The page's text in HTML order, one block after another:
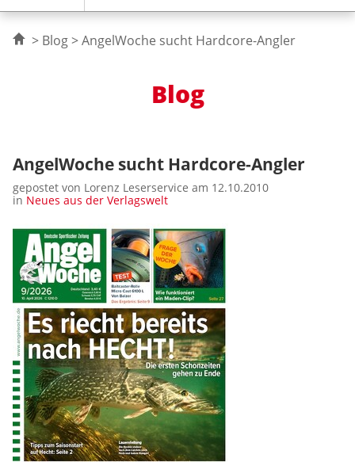
Blog AngelWoche sucht Hardcore-Angler
Blog
AngelWoche sucht Hardcore-Angler
gepostet von Lorenz Leserservice am 12.10.2010
in Neues aus der Verlagswelt